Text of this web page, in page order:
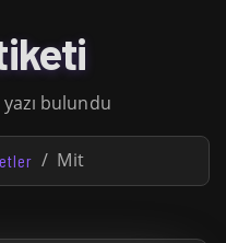
bulundu
Mit